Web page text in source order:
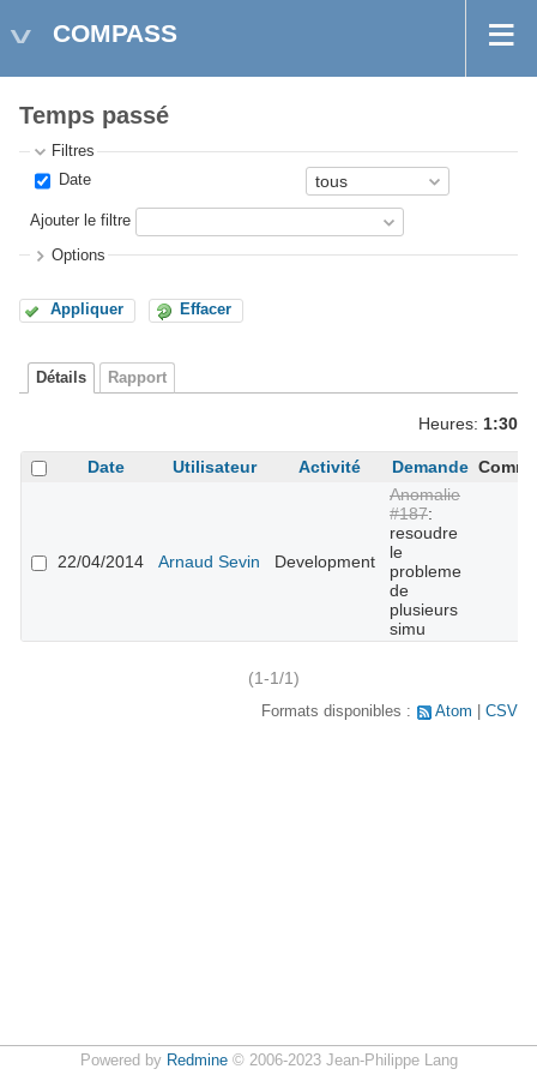
COMPASS
Temps passé
Filtres
Date
Ajouter le filtre
Options
Appliquer Effacer
Détails Rapport
Heures: 1:30
Date Utilisateur Activité Demande
22/04/2014 Arnaud Sevin Development
Anomalie
#187:
resoudre
le
probleme
de
plusieurs
simu
(1-1/1)
Formats disponibles : Atom CSV
Powered by Redmine© 2006-2023 Jean-Philippe Lang